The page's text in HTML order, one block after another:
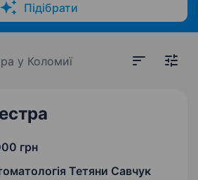
Підібрати
у Коломиї
грн
Тетяни Савчук